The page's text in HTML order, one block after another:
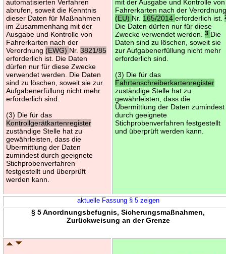
automatisierten Verfahren
abrufen, soweit die Kenntnis
dieser Daten für Maßnahmen
im Zusammenhang mit der
Ausgabe und Kontrolle von
Fahrerkarten nach der
Verordnung (EWG) Nr.3821/85
erforderlich ist. Die Daten
dürfen nur für diese Zwecke
verwendet werden. Die Daten
sind zu löschen, soweit sie zur
Aufgabenerfüllung nicht mehr
erforderlich sind.
(3) Die für das
Kontrollgerätkartenregister
zuständige Stelle hat zu
gewährleisten, dass die
Übermittlung der Daten
zumindest durch geeignete
Stichprobenverfahren
festgestellt und überprüft
werden kann.
mit der Ausgabe und Kontrolle von
Fahrerkarten nach der
(EU) Nr. 165/2014erforderlich ist.
Die Daten dürfen nur für diese
Zwecke verwendet werden.3 Die
Daten sind zu löschen, soweit sie
zur Aufgabenerfüllung nicht mehr
erforderlich sind.
(3) Die für das
Fahrtenschreiberkartenregister
zuständige Stelle hat zu
gewährleisten, dass die
Übermittlung der Daten zumindest
durch geeignete
Stichprobenverfahren festgestellt
und überprüft werden kann.
aktuelle Fassung § 5 zeigen
§ 5 Anordnungsbefugnis, Sicherungsmaßnahmen,
Zurückweisung an der Grenze